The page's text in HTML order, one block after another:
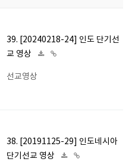
39. [20240218-24] 인도 단기선
교 영상
선교영상
38. [20191125-29] 인도네시아
단기선교 영상